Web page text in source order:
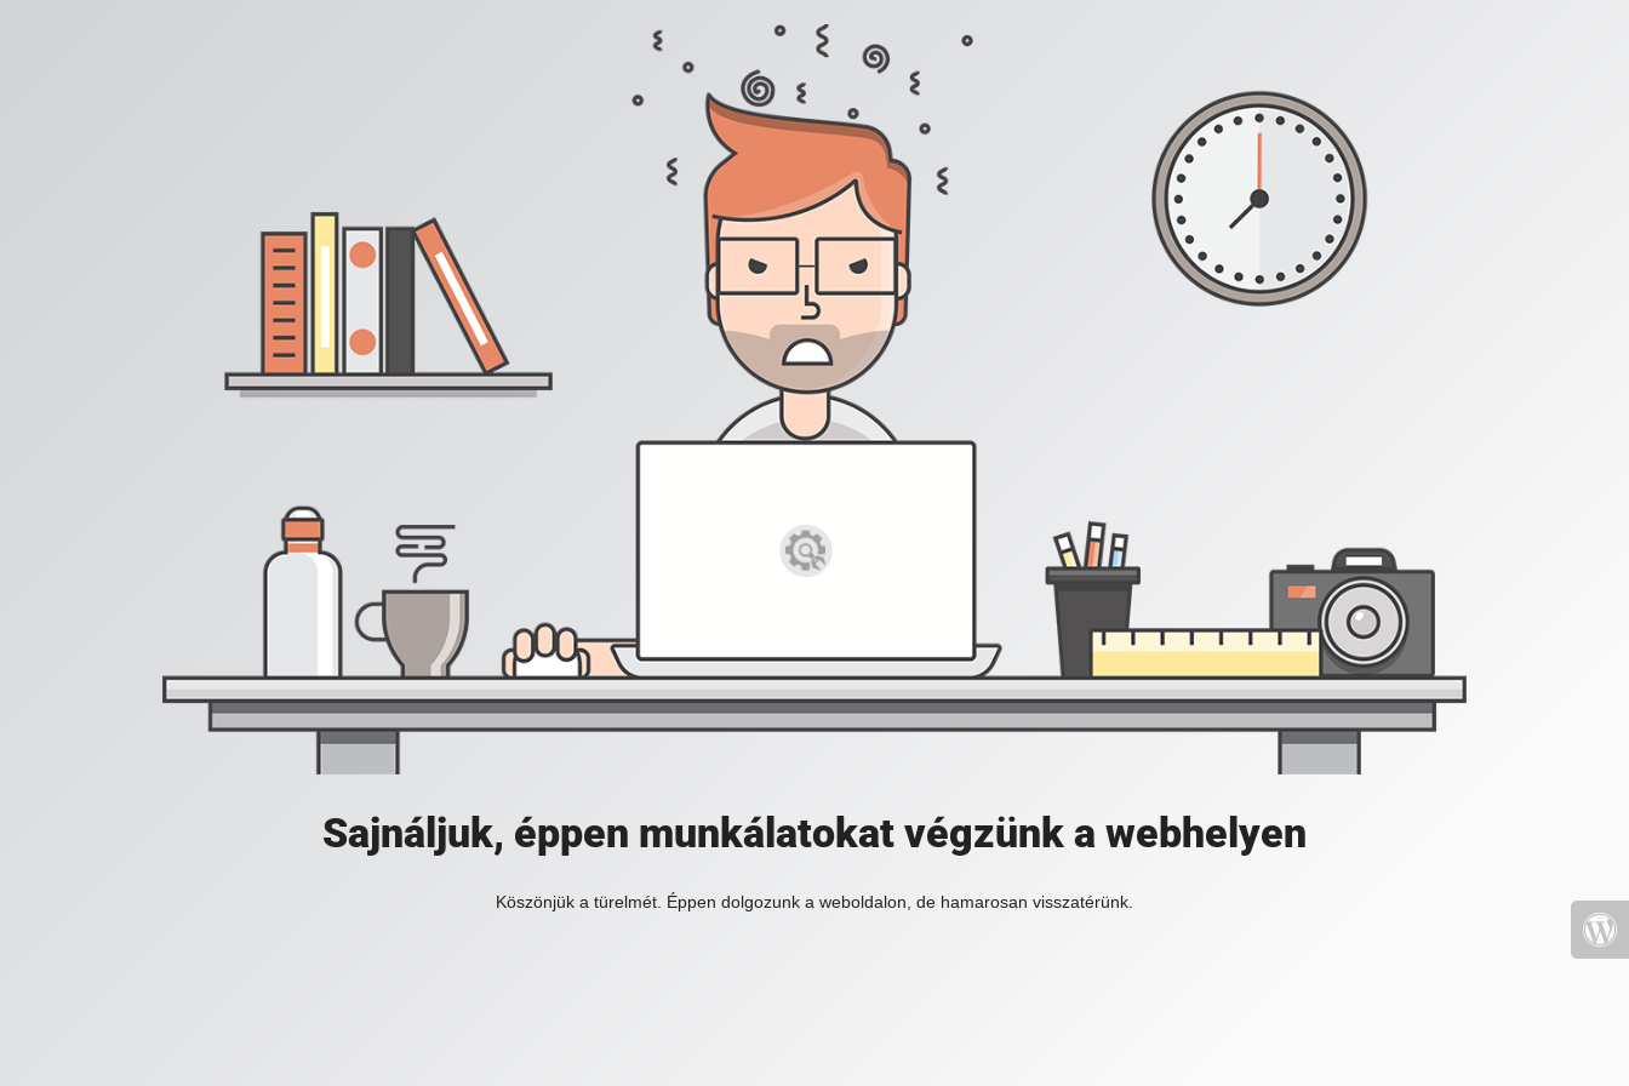
Sajnáljuk, éppen munkálatokat végzünk a webhelyen
Köszönjük a türelmét. Éppen dolgozunk a weboldalon, de hamarosan visszatérünk.